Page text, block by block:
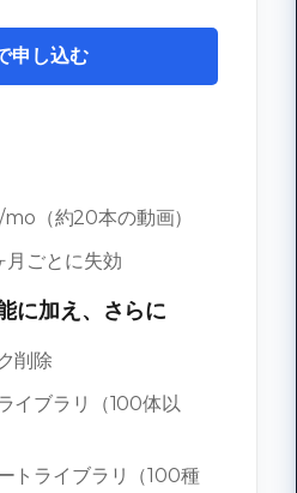
申し込む
（約20本の動画）
月ごとに失効
に加え、さらに
削除
イブラリ（100体以
トライブラリ（100種